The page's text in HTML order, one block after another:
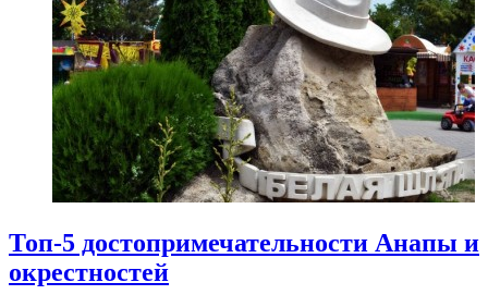
Топ-5 достопримечательности Анапы и
окрестностей